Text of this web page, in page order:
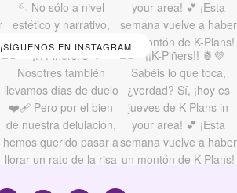
¡SÍGUENOS EN INSTAGRAM!